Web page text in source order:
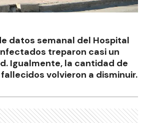
datos semanal del Hospital
treparon casi un
Igualmente, la cantidad de
volvieron a disminuir.